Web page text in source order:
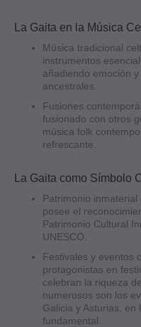
La Gaita en la Música
Música tradicional
instrumentos
añadiendo emoción
ancestrales.
Fusiones
fusionado con otros
música folk
refrescante.
La Gaita como Símbolo
Patrimonio
posee el
Patrimonio Cultural
UNESCO.
Festivales y eventos
protagonistas en
celebran la riqueza
numerosos son los
Galicia y Asturias,
fundamental.